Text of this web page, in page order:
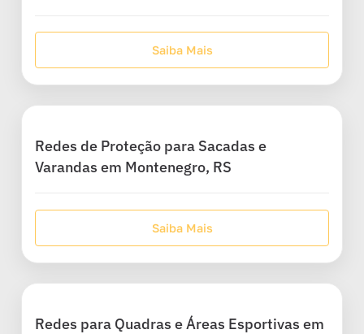
Saiba Mais
Redes de Proteção para Sacadas e
Varandas em Montenegro, RS
Saiba Mais
Redes para Quadras e Áreas Esportivas em